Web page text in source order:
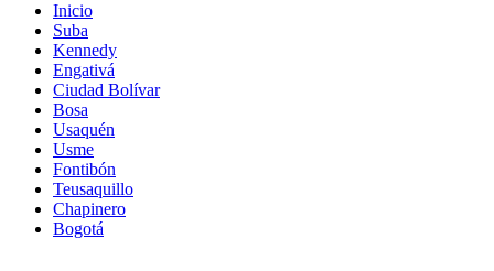
Inicio
Suba
Kennedy
Engativá
Ciudad Bolívar
Bosa
Usaquén
Usme
Fontibón
Teusaquillo
Chapinero
Bogotá